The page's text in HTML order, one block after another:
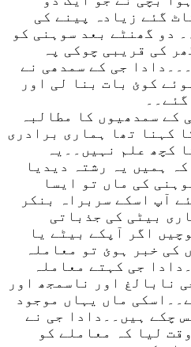
گئے زیادہ پینے کی
دو گھنٹے بعد سوہنی کو
کی قریبی چوکی پہ
جی کے سمدھی نے
کوئ بات بنا لی اور
کے سمدھیوں کا مطالبہ
کہنا تھا ہماری برادری
کچھ علم نہیں۔۔یہ
ہمیں یہ رشتہ دیدیا
کی ماں تو ایسا
آپ اسکے سربراہ بنکر
بیٹی کی جذباتی
اگر آپکے بیٹے یا
کی خبر ہوئ تو معاملہ
جی کہتے معاملہ
نابالغ اور ناسمجھ اور
ماں یہاں موجود
چکے ہیں۔۔دادا جی نے
لیا کہ معاملے کو